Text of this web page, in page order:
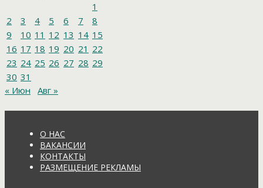
1
2
3 4 5 6 7
8
9
10 11 12 13 14 15
16 17 18 19 20 21 22
23 24 25 26 27 28 29
30 31
« Июн
Авг »
О НАС
ВАКАНСИИ
КОНТАКТЫ
РАЗМЕЩЕНИЕ РЕКЛАМЫ